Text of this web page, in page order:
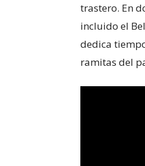
trastero. En
incluido el
dedica
ramitas del